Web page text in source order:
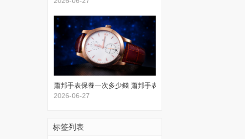
蕭邦手表保養一次多少錢 蕭邦手表保養價格
2026-06-27
标签列表